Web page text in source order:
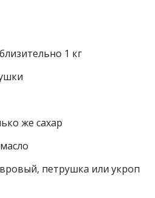
1 кг
же сахар
петрушка или укроп